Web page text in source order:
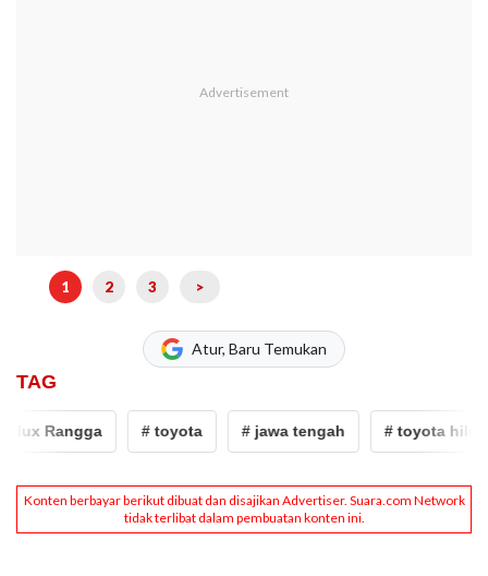
1 2 3 >
Atur, Baru Temukan
TAG
Rangga # toyota # jawa tengah # toyota hilux